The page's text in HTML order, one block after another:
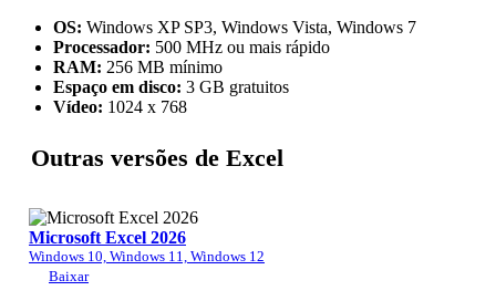
OS: Windows XP SP3, Windows Vista, Windows 7
Processador: 500 MHz ou mais rápido
RAM: 256 MB mínimo
Espaço em disco: 3 GB gratuitos
Vídeo: 1024 x 768
Outras versões de Excel
Microsoft Excel 2026
Windows 10, Windows 11, Windows 12
Baixar